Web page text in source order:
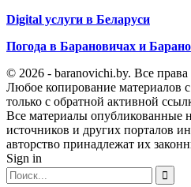
Digital услуги в Беларуси
Погода в Барановичах и
© 2026 - baranovichi.by. Все
Любое копирование материалов
только с обратной активной
Все материалы опубликованные
источников и других порталов
авторство принадлежат их
Sign in